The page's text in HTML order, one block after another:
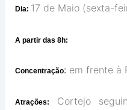
Dia: 17 de Maio (sexta-
A partir das 8h:
Concentração: em frente à
Atrações:
Cortejo